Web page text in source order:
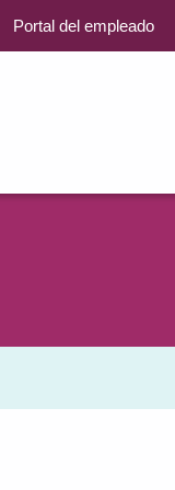
Portal del empleado